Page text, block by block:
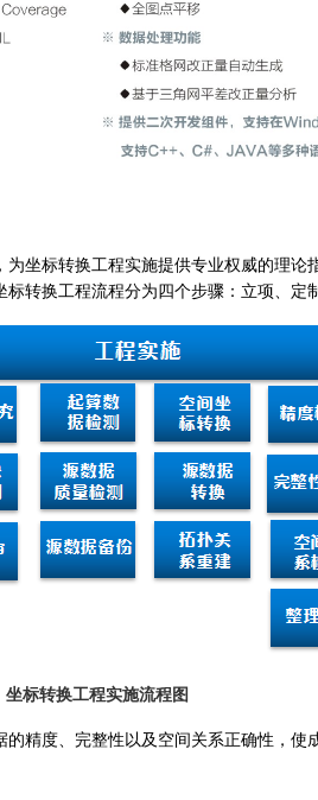
坐标转换工程实施提供专业权威的理论
标转换工程流程分为四个步骤：立项、定
坐标转换工程实施流程图
精度、完整性以及空间关系正确性，使